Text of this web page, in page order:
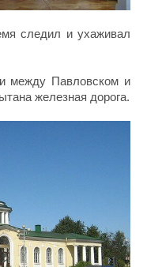
следил и ухаживал
между Павловском и
железная дорога.